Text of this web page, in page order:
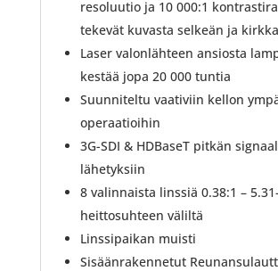
resoluutio ja 10 000:1
tekevät kuvasta selkeän ja
Laser valonlähteen ansiosta
kestää jopa 20 000 tuntia
Suunniteltu vaativiin kellon
operaatioihin
3G-SDI & HDBaseT pitkän
lähetyksiin
8 valinnaista linssiä 0.38:1 –
heittosuhteen väliltä
Linssipaikan muisti
Sisäänrakennetut